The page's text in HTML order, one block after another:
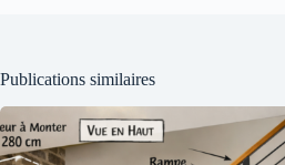
Publications similaires